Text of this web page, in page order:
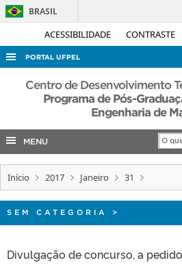
ACESSIBILIDADE CONTRASTE
BRASIL
PORTAL UFPEL
ACESSO À INFORMAÇÃO
AUDITORIA
EDITAIS
Centro de Desenvolvimento
Programa de Pós-
Engenharia de
MENU
Início 2017 Janeiro 31
SEM CATEGORIA >
Divulgação de concurso, a